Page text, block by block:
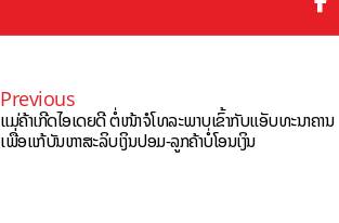
Previous
ແມ່ຄ້າເກີດໄອເດຍດີ ຕໍ່ໜ້າຈໍໂທລະພາບເຂົ້າກັບແອັບທະນາຄານ
ເພື່ອແກ້ບັນຫາສະລິບເງິນປອມ-ລູກຄ້າບໍ່ໂອນເງິນ